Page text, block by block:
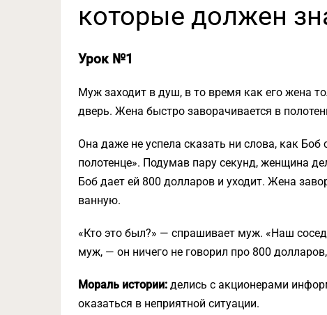
которые должен
Урок №1
Муж заходит в душ, в то время как его жена
дверь. Жена быстро заворачивается в
Она даже не успела сказать ни слова, как
полотенце». Подумав пару секунд, женщина
Боб дает ей 800 долларов и уходит. Жена
ванную.
«Кто это был?» — спрашивает муж. «Наш
муж, — он ничего не говорил про 800
Мораль истории: делись с акционерами
оказаться в неприятной ситуации.